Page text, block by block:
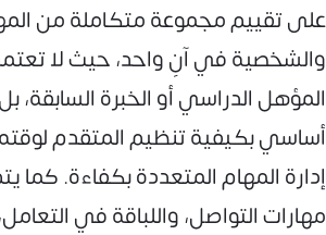
على تقييم مجموعة متكاملة من
والشخصية في آنٍ واحد، حيث لا
المؤهل الدراسي أو الخبرة
أساسي بكيفية تنظيم المتقدم
إدارة المهام المتعددة بكفاءة. كما
مهارات التواصل، واللباقة في